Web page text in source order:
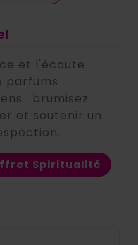
et l'écoute
parfums
: brumisez
et soutenir un
Spiritualité